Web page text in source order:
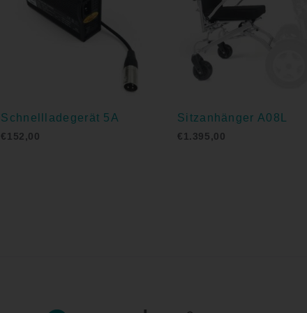
Schnellladegerät 5A
€152,00
Sitzanhänger A08L
€1.395,00